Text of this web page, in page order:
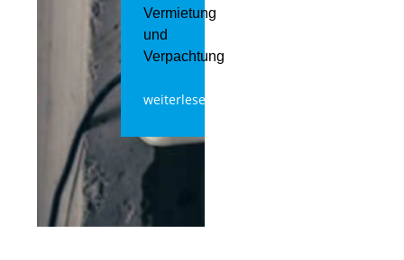
Vermietung
und
Verpachtung
weiterlesen